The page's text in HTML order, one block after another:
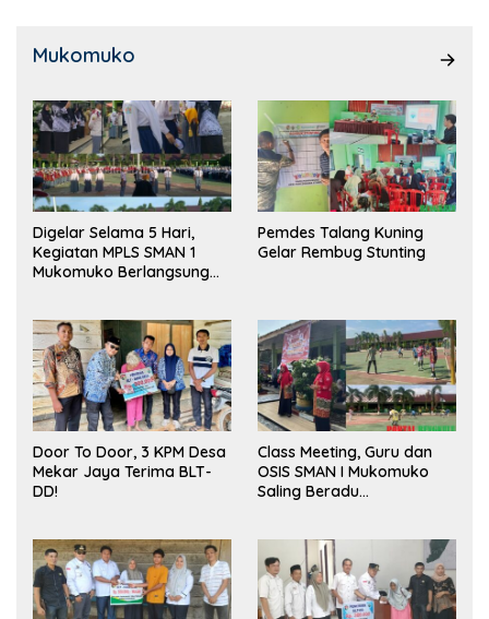
Mukomuko
Digelar Selama 5 Hari,
Kegiatan MPLS SMAN 1
Mukomuko Berlangsung
Pemdes Talang Kuning
Gelar Rembug Stunting
Door To Door, 3 KPM Desa
Mekar Jaya Terima BLT-
DD!
Class Meeting, Guru dan
OSIS SMAN I Mukomuko
Saling Beradu